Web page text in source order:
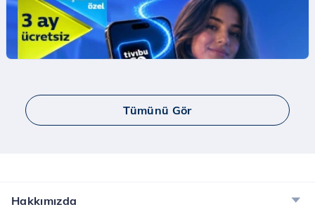
Mobil Ödeme ile ilk App Store Harcamana
İndirim Fırsatı!
Mobil Ödeme ile App Store'da ilk harcamana
indirim kazan.
İncele
Yaay ve Bip Ücretsiz İnternet Kampanyası
İncele
Tümünü Gör
Hakkımızda